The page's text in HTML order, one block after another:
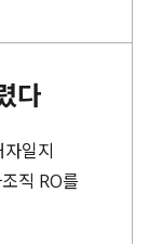
다
일지
직 RO를
생각한 이들